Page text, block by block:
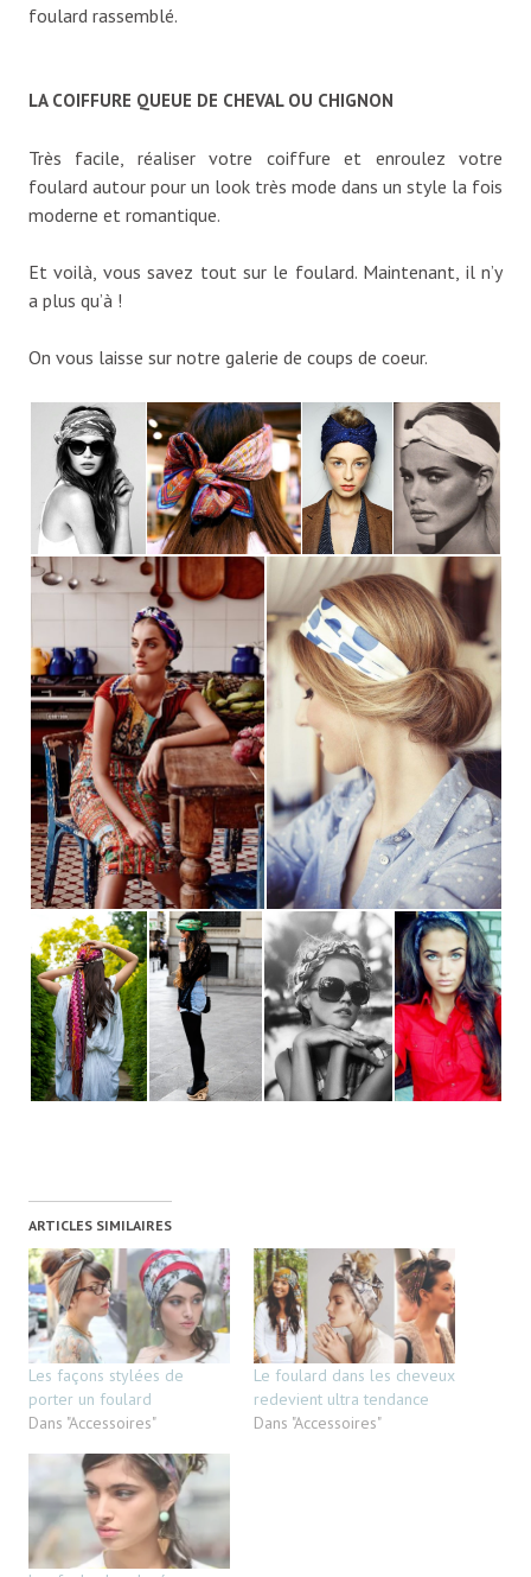
foulard rassemblé.
LA COIFFURE QUEUE DE CHEVAL OU CHIGNON
Très facile, réaliser votre coiffure et enroulez votre
foulard autour pour un look très mode dans un style la fois
moderne et romantique.
Et voilà, vous savez tout sur le foulard. Maintenant, il n’y
a plus qu’à !
On vous laisse sur notre galerie de coups de coeur.
ARTICLES SIMILAIRES
Les façons stylées de
porter un foulard
Dans "Accessoires"
Le foulard dans les cheveux
redevient ultra tendance
Dans "Accessoires"